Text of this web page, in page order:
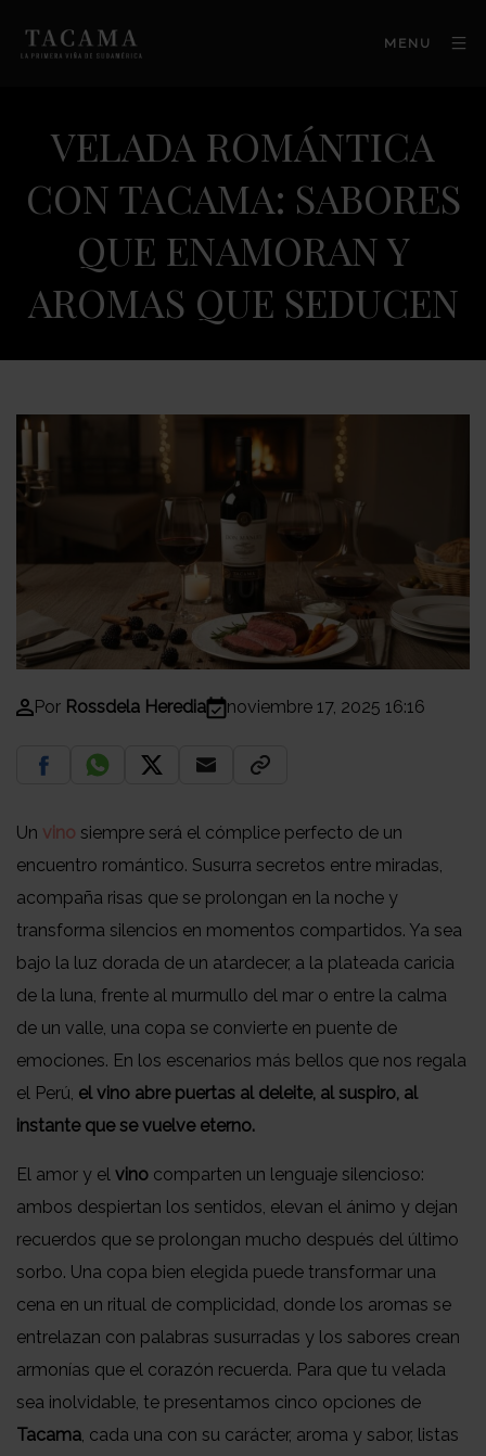
MENU
VELADA ROMÁNTICA
CON TACAMA: SABORES
QUE ENAMORAN Y
AROMAS QUE SEDUCEN
Por Rossdela Heredia noviembre 17, 2025 16:16
Un vino siempre será el cómplice perfecto de un
encuentro romántico. Susurra secretos entre miradas,
acompaña risas que se prolongan en la noche y
transforma silencios en momentos compartidos. Ya sea
bajo la luz dorada de un atardecer, a la plateada caricia
de la luna, frente al murmullo del mar o entre la calma
de un valle, una copa se convierte en puente de
emociones. En los escenarios más bellos que nos regala
el Perú, el vino abre puertas al deleite, al suspiro, al
instante que se vuelve eterno.
El amor y el vino comparten un lenguaje silencioso:
ambos despiertan los sentidos, elevan el ánimo y dejan
recuerdos que se prolongan mucho después del último
sorbo. Una copa bien elegida puede transformar una
cena en un ritual de complicidad, donde los aromas se
entrelazan con palabras susurradas y los sabores crean
armonías que el corazón recuerda. Para que tu velada
sea inolvidable, te presentamos cinco opciones de
Tacama, cada una con su carácter, aroma y sabor, listas